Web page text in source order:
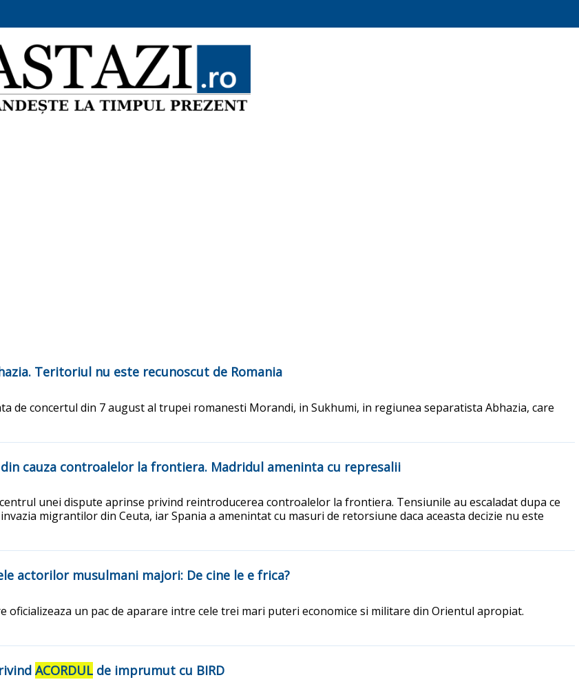
Teritoriul nu este recunoscut de Romania
de concertul din 7 august al trupei romanesti Morandi, in Sukhumi, in regiunea separatista Abhazia, care
cauza controalelor la frontiera. Madridul ameninta cu represalii
unei dispute aprinse privind reintroducerea controalelor la frontiera. Tensiunile au escaladat dupa ce
migrantilor din Ceuta, iar Spania a amenintat cu masuri de retorsiune daca aceasta decizie nu este
actorilor musulmani majori: De cine le e frica?
oficializeaza un pac de aparare intre cele trei mari puteri economice si militare din Orientul apropiat.
ACORDUL de imprumut cu BIRD